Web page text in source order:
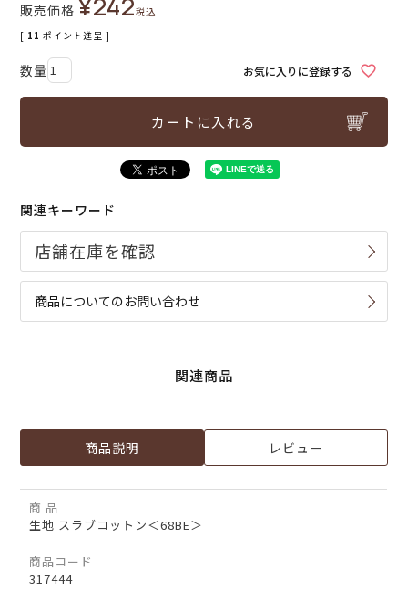
販売価格
税込
[ 11 ポイント進呈 ]
お気に入りに登録する
カートに入れる
関連キーワード
商品についてのお問い合わせ
関連商品
商品説明 レビュー
商 品
生地 スラブコットン＜68BE＞
商品コード
317444